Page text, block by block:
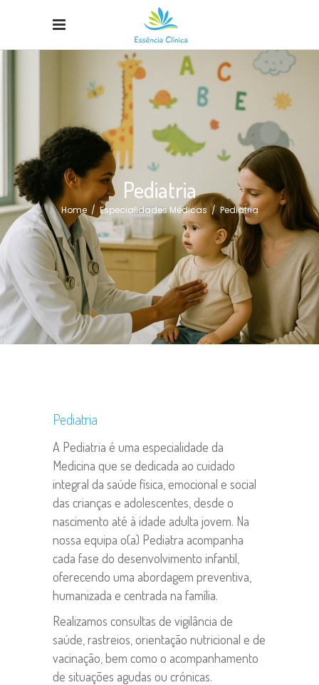
Pediatria
Home/ Especialidades Médicas/ Pediatria
Pediatria
A Pediatria é uma especialidade da
Medicina que se dedicada ao cuidado
integral da saúde física, emocional e social
das crianças e adolescentes, desde o
nascimento até à idade adulta jovem. Na
nossa equipa o(a) Pediatra acompanha
cada fase do desenvolvimento infantil,
oferecendo uma abordagem preventiva,
humanizada e centrada na família.
Realizamos consultas de vigilância de
saúde, rastreios, orientação nutricional e de
vacinação, bem como o acompanhamento
de situações agudas ou crónicas.